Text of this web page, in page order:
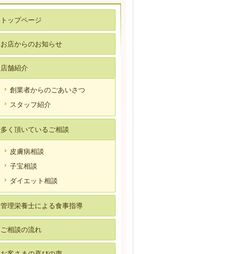
トップページ
お店からのお知らせ
店舗紹介
創業者からのごあいさつ
スタッフ紹介
多く頂いているご相談
皮膚病相談
子宝相談
ダイエット相談
管理栄養士による食事指導
ご相談の流れ